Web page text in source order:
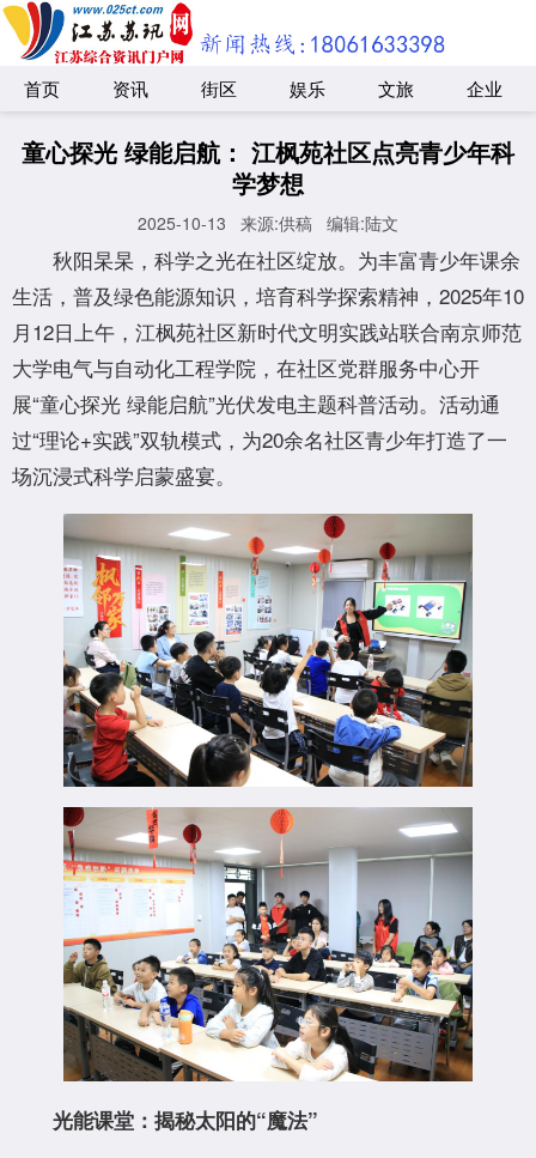
首页 资讯 街区 娱乐 文旅 企业
童心探光 绿能启航： 江枫苑社区点亮青少年科
学梦想
2025-10-13 来源:供稿 编辑:陆文
秋阳杲杲，科学之光在社区绽放。为丰富青少年课余
生活，普及绿色能源知识，培育科学探索精神，2025年10
月12日上午，江枫苑社区新时代文明实践站联合南京师范
大学电气与自动化工程学院，在社区党群服务中心开
展“童心探光 绿能启航”光伏发电主题科普活动。活动通
过“理论+实践”双轨模式，为20余名社区青少年打造了一
场沉浸式科学启蒙盛宴。
光能课堂：揭秘太阳的“魔法”